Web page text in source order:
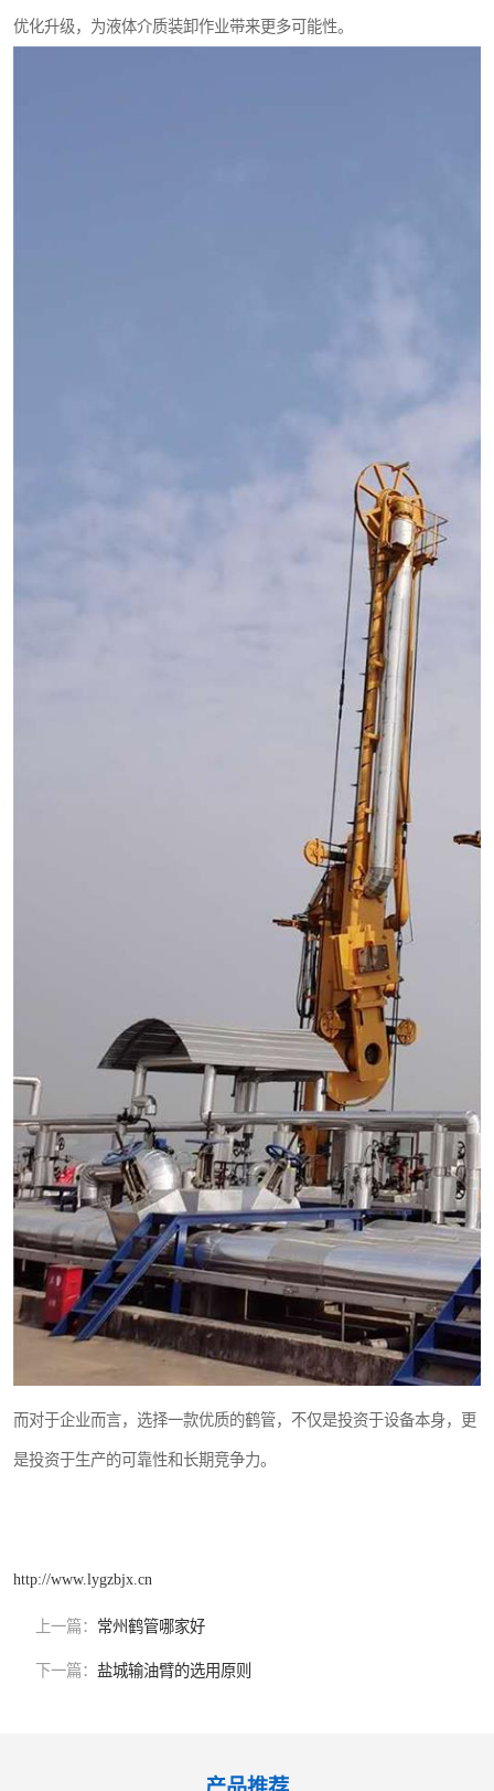
优化升级，为液体介质装卸作业带来更多可能性。
而对于企业而言，选择一款优质的鹤管，不仅是投资于设备本身，更
是投资于生产的可靠性和长期竞争力。
http://www.lygzbjx.cn
上一篇： 常州鹤管哪家好
下一篇： 盐城输油臂的选用原则